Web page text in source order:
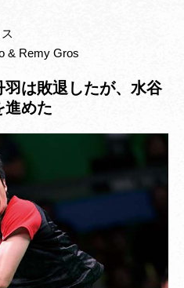
& Remy Gros
は敗退したが、水谷
進めた